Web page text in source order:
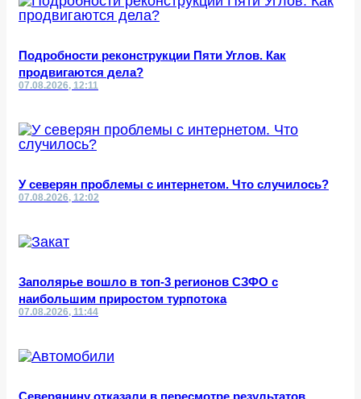
Подробности реконструкции Пяти Углов. Как
продвигаются дела?
07.08.2026, 12:11
У северян проблемы с интернетом. Что случилось?
07.08.2026, 12:02
Заполярье вошло в топ-3 регионов СЗФО с
наибольшим приростом турпотока
07.08.2026, 11:44
Северянину отказали в пересмотре результатов